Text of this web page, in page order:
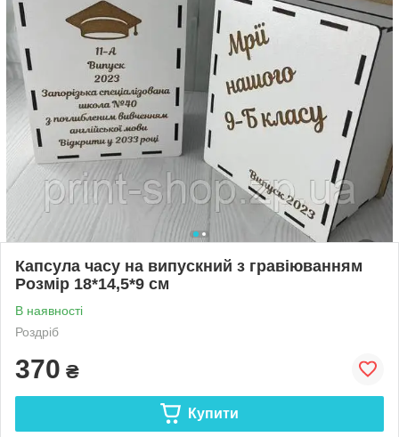
Капсула часу на випускний з гравіюванням
Розмір 18*14,5*9 см
В наявності
Роздріб
370 ₴
Купити